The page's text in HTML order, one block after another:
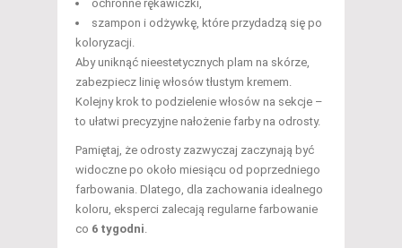
ochronne rękawiczki,
szampon i odżywkę, które przydadzą się po
koloryzacji.
Aby uniknąć nieestetycznych plam na skórze,
zabezpiecz linię włosów tłustym kremem.
Kolejny krok to podzielenie włosów na sekcje –
to ułatwi precyzyjne nałożenie farby na odrosty.
Pamiętaj, że odrosty zazwyczaj zaczynają być
widoczne po około miesiącu od poprzedniego
farbowania. Dlatego, dla zachowania idealnego
koloru, eksperci zalecają regularne farbowanie
co 6 tygodni.